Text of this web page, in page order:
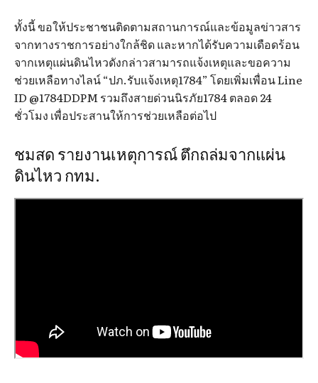
ทั้งนี้ ขอให้ประชาชนติดตามสถานการณ์และข้อมูลข่าวสาร
จากทางราชการอย่างใกล้ชิด และหากได้รับความเดือดร้อน
จากเหตุแผ่นดินไหวดังกล่าวสามารถแจ้งเหตุและขอความ
ช่วยเหลือทางไลน์ “ปภ.รับแจ้งเหตุ1784” โดยเพิ่มเพื่อน Line
ID @1784DDPM รวมถึงสายด่วนนิรภัย1784 ตลอด 24
ชั่วโมง เพื่อประสานให้การช่วยเหลือต่อไป
ชมสด รายงานเหตุการณ์ ตึกถล่มจากแผ่น
ดินไหว กทม.